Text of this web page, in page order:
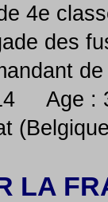
4e
des
Age :
LA